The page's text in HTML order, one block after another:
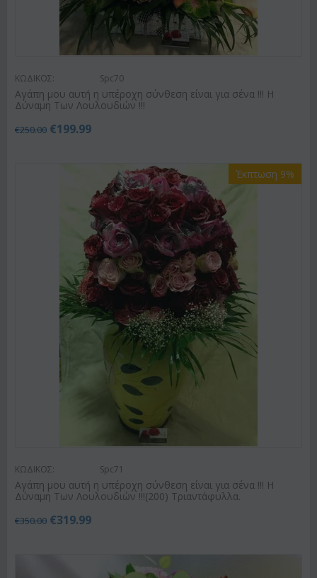
ΚΩΔΙΚΟΣ: Spc70
Αγάπη μου αυτή η υπέροχη σύνθεση είναι για σένα !!! Η
Δύναμη Των Λουλουδιών !!!
€250.00 €199.99
Έκπτωση 9%
ΚΩΔΙΚΟΣ: Spc71
Αγάπη μου αυτή η υπέροχη σύνθεση είναι για σένα !!! Η
Δύναμη Των Λουλουδιών !!!(200) Τριαντάφυλλα.
€350.00 €319.99